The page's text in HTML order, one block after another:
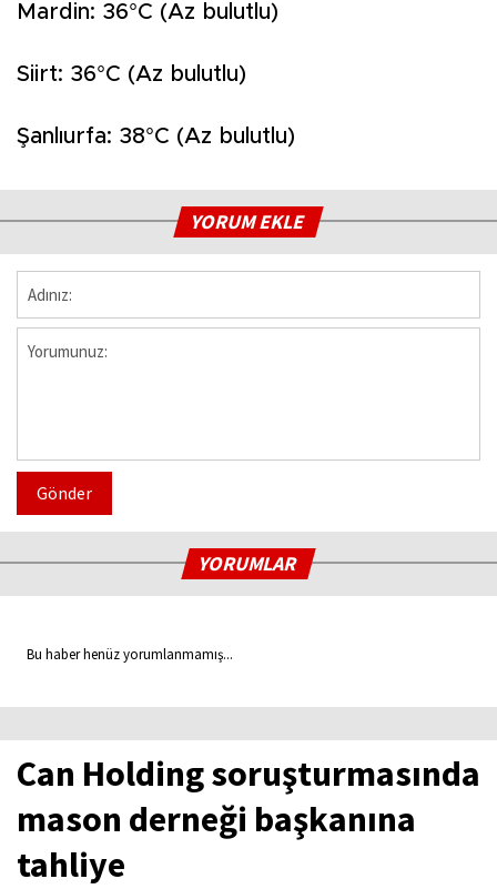
Mardin: 36°C (Az bulutlu)
Siirt: 36°C (Az bulutlu)
Şanlıurfa: 38°C (Az bulutlu)
YORUM EKLE
Gönder
YORUMLAR
Bu haber henüz yorumlanmamış...
Can Holding soruşturmasında
mason derneği başkanına
tahliye